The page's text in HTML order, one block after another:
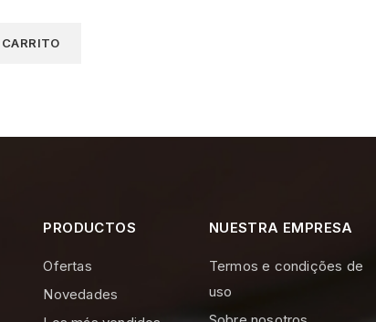
PRODUCTOS
Ofertas
Novedades
NUESTRA EMPRESA
Termos e condições de
uso